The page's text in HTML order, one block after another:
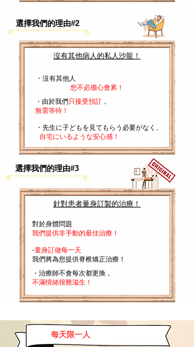
選擇我們的理由#2
沒有其他病人的私人沙龍！
・沒有其他人
您不必擔心會累！
・ 由於我們只接受預訂 ，
無需等待！
・先生に子どもを見てもらう必要がなく、
自宅にいるような安心感！
選擇我們的理由#3
針對患者量身訂製的治療！
對於身體問題
我們提供非手動的最佳治療！
-量身訂做每一天
我們將為您提供脊椎矯正治療！
・治療師不會每次都更換，
不滿情緒很難滋生！
每天限一人